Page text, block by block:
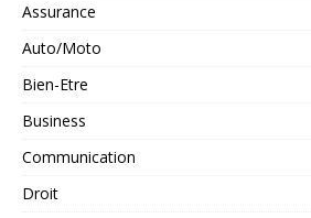
Assurance
Auto/Moto
Bien-Etre
Business
Communication
Droit